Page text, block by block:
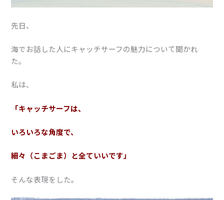
先日、
海でお話した人にキャッチサーフの魅力について聞かれ
た。
私は、
「キャッチサーフは、
いろいろな角度で、
細々（こまごま）と全ていいです」
そんな表現をした。